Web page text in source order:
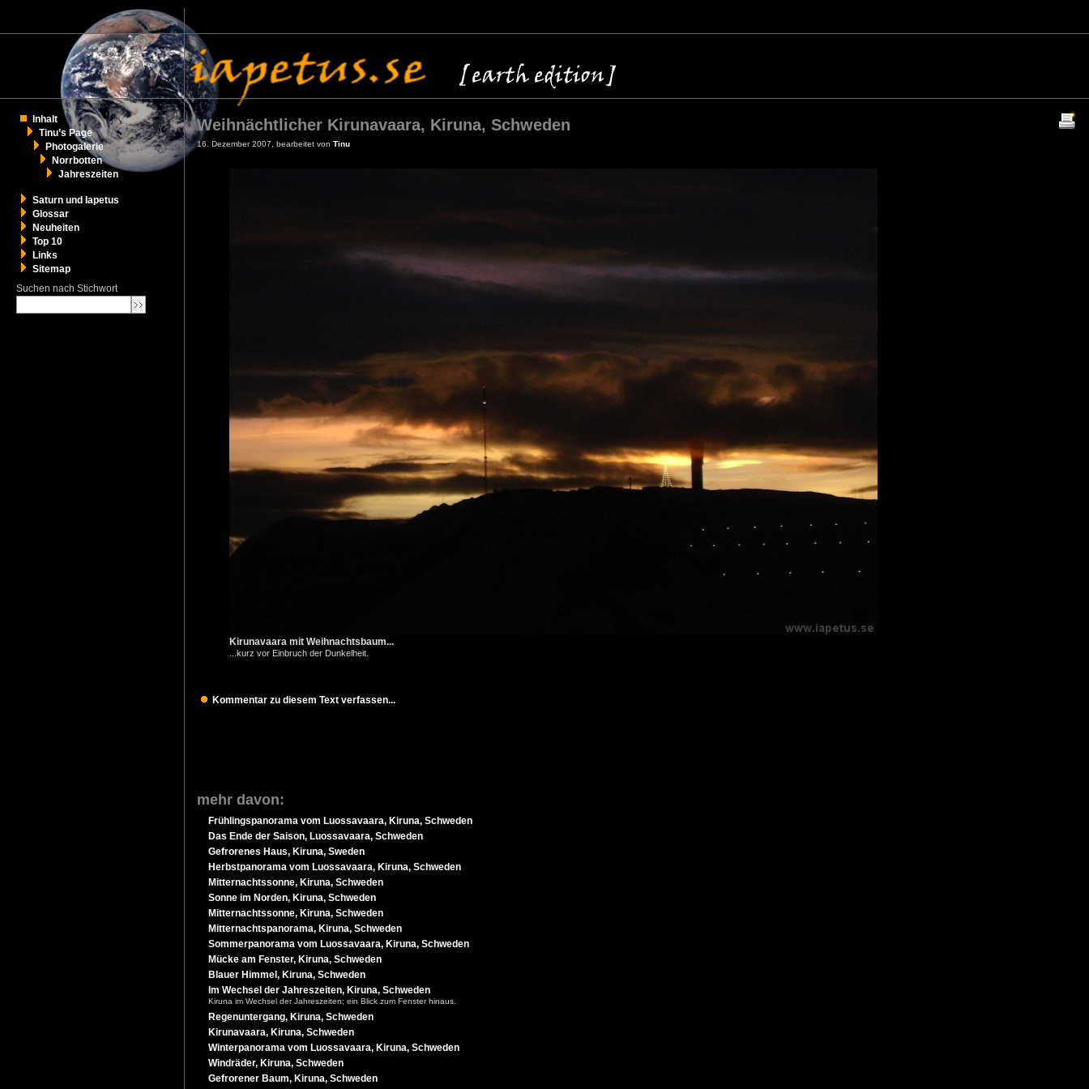
Inhalt
Tinu’s Page
Photogalerie
Norrbotten
Jahreszeiten
Saturn und Iapetus
Glossar
Neuheiten
Top 10
Links
Sitemap
Suchen nach Stichwort
Weihnächtlicher Kirunavaara, Kiruna, Schweden
16. Dezember 2007, bearbeitet von Tinu
Kirunavaara mit Weihnachtsbaum...
...kurz vor Einbruch der Dunkelheit.
Kommentar zu diesem Text verfassen...
mehr davon:
Frühlingspanorama vom Luossavaara, Kiruna, Schweden
Das Ende der Saison, Luossavaara, Schweden
Gefrorenes Haus, Kiruna, Sweden
Herbstpanorama vom Luossavaara, Kiruna, Schweden
Mitternachtssonne, Kiruna, Schweden
Sonne im Norden, Kiruna, Schweden
Mitternachtssonne, Kiruna, Schweden
Mitternachtspanorama, Kiruna, Schweden
Sommerpanorama vom Luossavaara, Kiruna, Schweden
Mücke am Fenster, Kiruna, Schweden
Blauer Himmel, Kiruna, Schweden
Im Wechsel der Jahreszeiten, Kiruna, Schweden
Kiruna im Wechsel der Jahreszeiten; ein Blick zum Fenster hinaus.
Regenuntergang, Kiruna, Schweden
Kirunavaara, Kiruna, Schweden
Winterpanorama vom Luossavaara, Kiruna, Schweden
Windräder, Kiruna, Schweden
Gefrorener Baum, Kiruna, Schweden